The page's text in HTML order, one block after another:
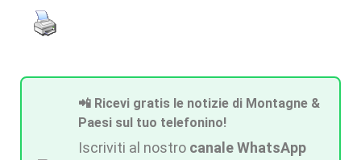
📲 Ricevi gratis le notizie di Montagne &
Paesi sul tuo telefonino!
Iscriviti al nostro canale WhatsApp